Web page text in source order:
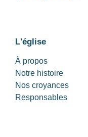
L'église
À propos
Notre histoire
Nos croyances
Responsables